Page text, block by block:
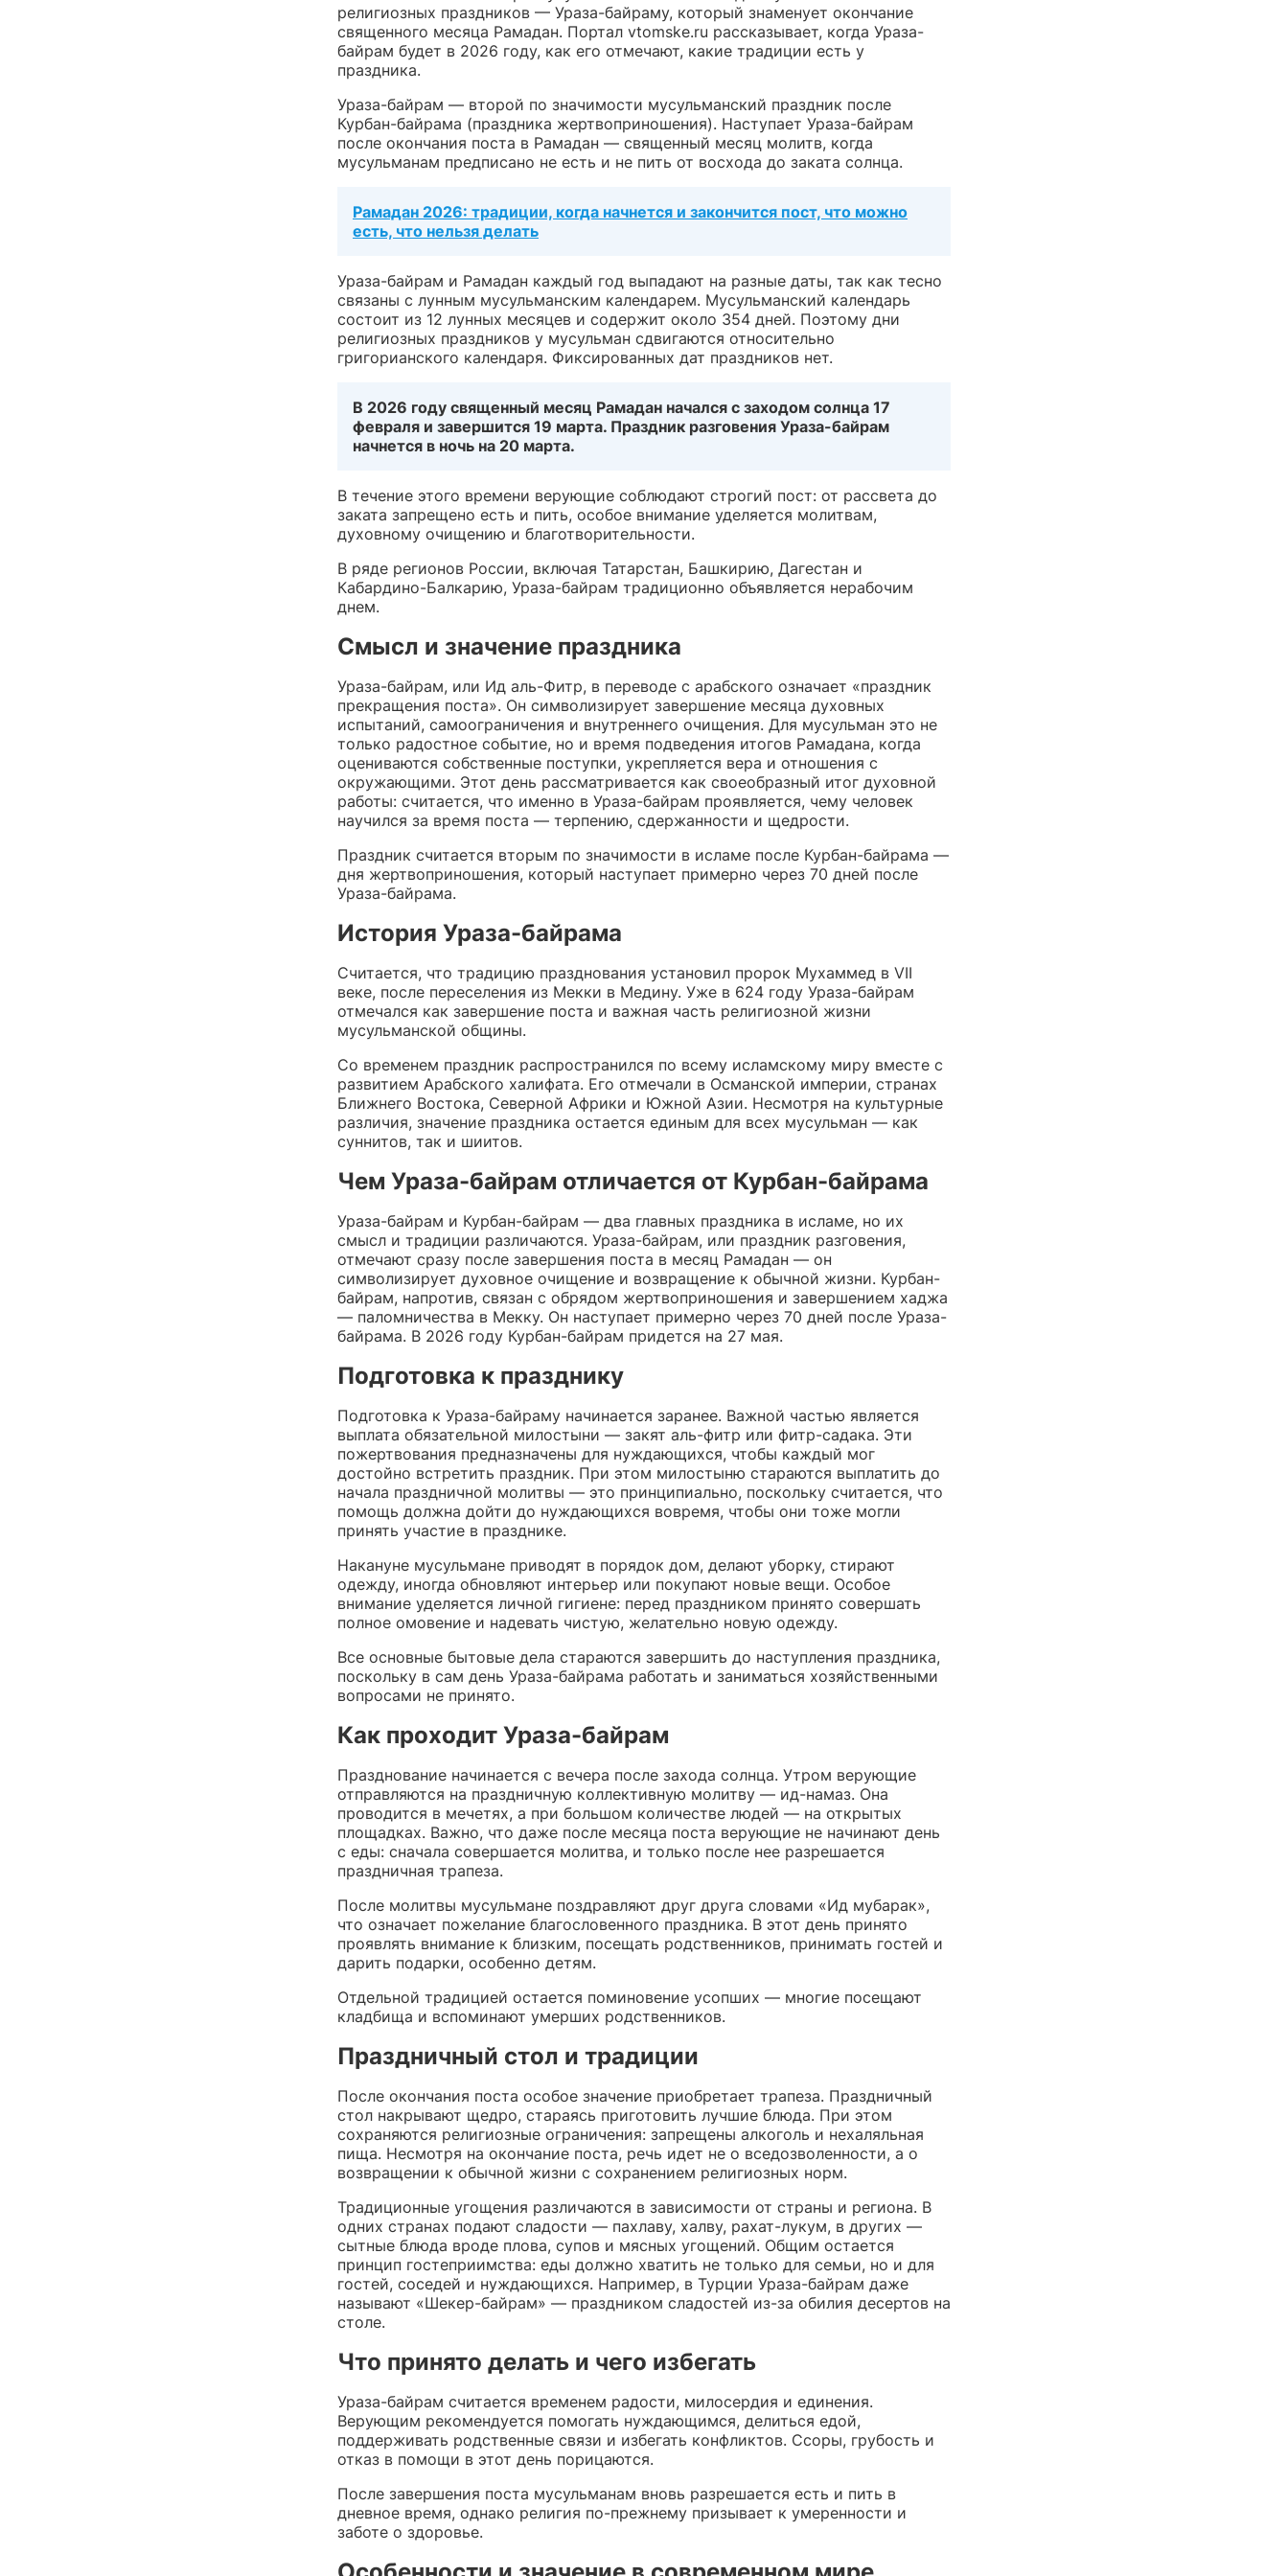
религиозных праздников — Ураза-байраму, который знаменует окончание
священного месяца Рамадан. Портал vtomske.ru рассказывает, когда Ураза-
байрам будет в 2026 году, как его отмечают, какие традиции есть у
праздника.
Ураза-байрам — второй по значимости мусульманский праздник после
Курбан-байрама (праздника жертвоприношения). Наступает Ураза-байрам
после окончания поста в Рамадан — священный месяц молитв, когда
мусульманам предписано не есть и не пить от восхода до заката солнца.
Рамадан 2026: традиции, когда начнется и закончится пост, что можно
есть, что нельзя делать
Ураза-байрам и Рамадан каждый год выпадают на разные даты, так как тесно
связаны с лунным мусульманским календарем. Мусульманский календарь
состоит из 12 лунных месяцев и содержит около 354 дней. Поэтому дни
религиозных праздников у мусульман сдвигаются относительно
григорианского календаря. Фиксированных дат праздников нет.
В 2026 году священный месяц Рамадан начался с заходом солнца 17
февраля и завершится 19 марта. Праздник разговения Ураза-байрам
начнется в ночь на 20 марта.
В течение этого времени верующие соблюдают строгий пост: от рассвета до
заката запрещено есть и пить, особое внимание уделяется молитвам,
духовному очищению и благотворительности.
В ряде регионов России, включая Татарстан, Башкирию, Дагестан и
Кабардино-Балкарию, Ураза-байрам традиционно объявляется нерабочим
днем.
Смысл и значение праздника
Ураза-байрам, или Ид аль-Фитр, в переводе с арабского означает «праздник
прекращения поста». Он символизирует завершение месяца духовных
испытаний, самоограничения и внутреннего очищения. Для мусульман это не
только радостное событие, но и время подведения итогов Рамадана, когда
оцениваются собственные поступки, укрепляется вера и отношения с
окружающими. Этот день рассматривается как своеобразный итог духовной
работы: считается, что именно в Ураза-байрам проявляется, чему человек
научился за время поста — терпению, сдержанности и щедрости.
Праздник считается вторым по значимости в исламе после Курбан-байрама —
дня жертвоприношения, который наступает примерно через 70 дней после
Ураза-байрама.
История Ураза-байрама
Считается, что традицию празднования установил пророк Мухаммед в VII
веке, после переселения из Мекки в Медину. Уже в 624 году Ураза-байрам
отмечался как завершение поста и важная часть религиозной жизни
мусульманской общины.
Со временем праздник распространился по всему исламскому миру вместе с
развитием Арабского халифата. Его отмечали в Османской империи, странах
Ближнего Востока, Северной Африки и Южной Азии. Несмотря на культурные
различия, значение праздника остается единым для всех мусульман — как
суннитов, так и шиитов.
Чем Ураза-байрам отличается от Курбан-байрама
Ураза-байрам и Курбан-байрам — два главных праздника в исламе, но их
смысл и традиции различаются. Ураза-байрам, или праздник разговения,
отмечают сразу после завершения поста в месяц Рамадан — он
символизирует духовное очищение и возвращение к обычной жизни. Курбан-
байрам, напротив, связан с обрядом жертвоприношения и завершением хаджа
— паломничества в Мекку. Он наступает примерно через 70 дней после Ураза-
байрама. В 2026 году Курбан-байрам придется на 27 мая.
Подготовка к празднику
Подготовка к Ураза-байраму начинается заранее. Важной частью является
выплата обязательной милостыни — закят аль-фитр или фитр-садака. Эти
пожертвования предназначены для нуждающихся, чтобы каждый мог
достойно встретить праздник. При этом милостыню стараются выплатить до
начала праздничной молитвы — это принципиально, поскольку считается, что
помощь должна дойти до нуждающихся вовремя, чтобы они тоже могли
принять участие в празднике.
Накануне мусульмане приводят в порядок дом, делают уборку, стирают
одежду, иногда обновляют интерьер или покупают новые вещи. Особое
внимание уделяется личной гигиене: перед праздником принято совершать
полное омовение и надевать чистую, желательно новую одежду.
Все основные бытовые дела стараются завершить до наступления праздника,
поскольку в сам день Ураза-байрама работать и заниматься хозяйственными
вопросами не принято.
Как проходит Ураза-байрам
Празднование начинается с вечера после захода солнца. Утром верующие
отправляются на праздничную коллективную молитву — ид-намаз. Она
проводится в мечетях, а при большом количестве людей — на открытых
площадках. Важно, что даже после месяца поста верующие не начинают день
с еды: сначала совершается молитва, и только после нее разрешается
праздничная трапеза.
После молитвы мусульмане поздравляют друг друга словами «Ид мубарак»,
что означает пожелание благословенного праздника. В этот день принято
проявлять внимание к близким, посещать родственников, принимать гостей и
дарить подарки, особенно детям.
Отдельной традицией остается поминовение усопших — многие посещают
кладбища и вспоминают умерших родственников.
Праздничный стол и традиции
После окончания поста особое значение приобретает трапеза. Праздничный
стол накрывают щедро, стараясь приготовить лучшие блюда. При этом
сохраняются религиозные ограничения: запрещены алкоголь и нехаляльная
пища. Несмотря на окончание поста, речь идет не о вседозволенности, а о
возвращении к обычной жизни с сохранением религиозных норм.
Традиционные угощения различаются в зависимости от страны и региона. В
одних странах подают сладости — пахлаву, халву, рахат-лукум, в других —
сытные блюда вроде плова, супов и мясных угощений. Общим остается
принцип гостеприимства: еды должно хватить не только для семьи, но и для
гостей, соседей и нуждающихся. Например, в Турции Ураза-байрам даже
называют «Шекер-байрам» — праздником сладостей из-за обилия десертов на
столе.
Что принято делать и чего избегать
Ураза-байрам считается временем радости, милосердия и единения.
Верующим рекомендуется помогать нуждающимся, делиться едой,
поддерживать родственные связи и избегать конфликтов. Ссоры, грубость и
отказ в помощи в этот день порицаются.
После завершения поста мусульманам вновь разрешается есть и пить в
дневное время, однако религия по-прежнему призывает к умеренности и
заботе о здоровье.